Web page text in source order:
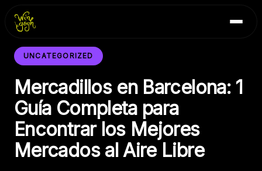
Inicio
Blog
Contacto
UNCATEGORIZED
Mercadillos en Barcelona: 1
Guía Completa para
Encontrar los Mejores
Mercados al Aire Libre